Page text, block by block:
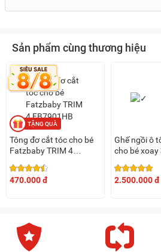
Sản phẩm cùng thương hiệu
Tông đơ cắt tóc cho bé
Fatzbaby TRIM 4
470.000 đ
Ghế ngồi ô
cho bé xoay
Fatzbaby
Model 916
2.500.000 đ